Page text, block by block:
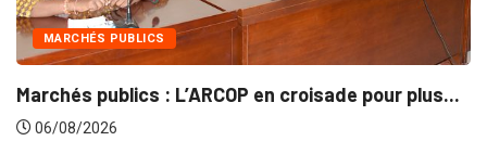
MARCHÉS PUBLICS
Marchés publics : L’ARCOP en croisade pour plus...
06/08/2026